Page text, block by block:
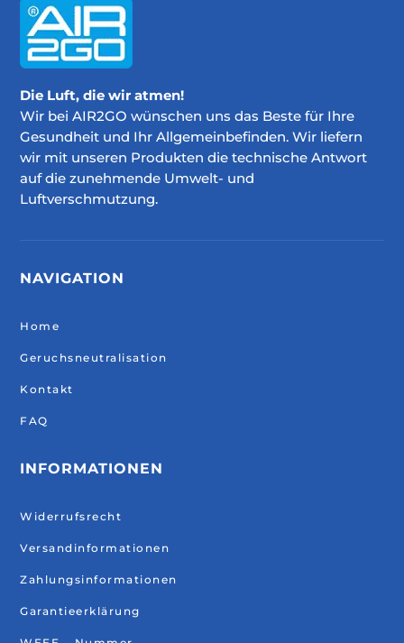
Die Luft, die wir atmen!
Wir bei AIR2GO wünschen uns das Beste für Ihre
Gesundheit und Ihr Allgemeinbefinden. Wir liefern
wir mit unseren Produkten die technische Antwort
auf die zunehmende Umwelt- und
Luftverschmutzung.
NAVIGATION
Home
Geruchsneutralisation
Kontakt
FAQ
INFORMATIONEN
Widerrufsrecht
Versandinformationen
Zahlungsinformationen
Garantieerklärung